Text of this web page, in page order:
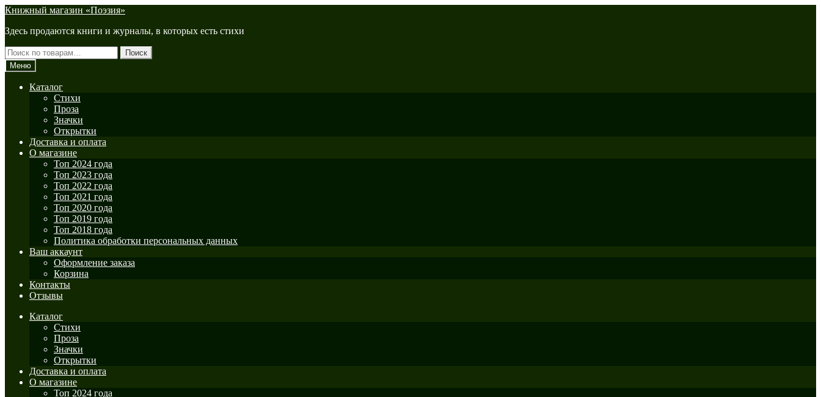
Перейти
навигации
Перейти
содержимому
Книжный магазин «Поэзия»
Здесь продаются книги и журналы, в которых есть стихи
Искать:
Поиск
Меню
Каталог
Стихи
Проза
Значки
Открытки
Доставка и оплата
О магазине
Топ 2024 года
Топ 2023 года
Топ 2022 года
Топ 2021 года
Топ 2020 года
Топ 2019 года
Топ 2018 года
Политика обработки персональных данных
Ваш аккаунт
Оформление заказа
Корзина
Контакты
Отзывы
Каталог
Стихи
Проза
Значки
Открытки
Доставка и оплата
О магазине
Топ 2024 года